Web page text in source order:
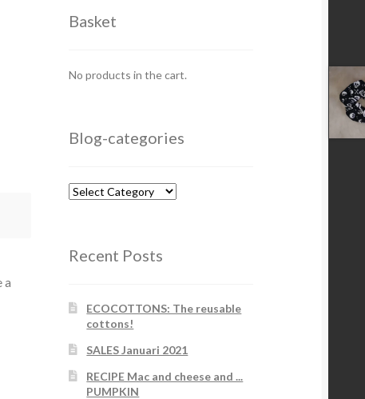
a
Basket
No products in the cart.
Blog-categories
Blog-
Recent Posts
ECOCOTTONS: The reusable
cottons!
SALES Januari 2021
RECIPE Mac and cheese and ...
PUMPKIN